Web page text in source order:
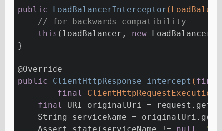
public LoadBalancerInterceptor
// for backwards compatibility
this (loadBalancer, new
}
@Override
public ClientHttpResponse intercept ( final
final
ClientHttpRequestExecution
final
URI originalUri =
String serviceName =
    Assert.state(serviceName !=
null ,